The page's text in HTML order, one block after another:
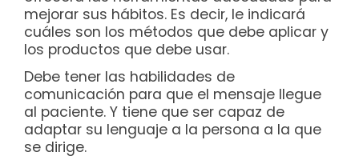
mejorar sus hábitos. Es decir, le indicará
cuáles son los métodos que debe aplicar y
los productos que debe usar.
Debe tener las habilidades de
comunicación para que el mensaje llegue
al paciente. Y tiene que ser capaz de
adaptar su lenguaje a la persona a la que
se dirige.